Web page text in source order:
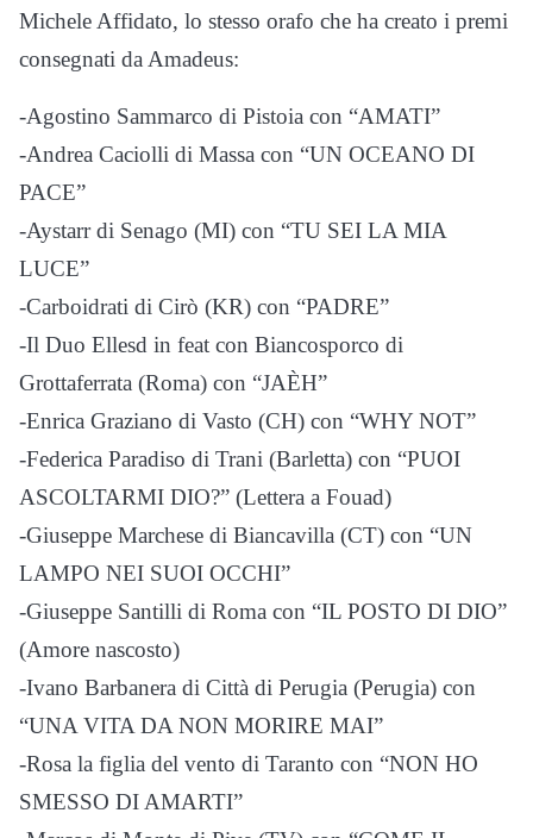
Michele Affidato, lo stesso orafo che ha creato i premi
consegnati da Amadeus:
-Agostino Sammarco di Pistoia con “AMATI”
-Andrea Caciolli di Massa con “UN OCEANO DI
PACE”
-Aystarr di Senago (MI) con “TU SEI LA MIA
LUCE”
-Carboidrati di Cirò (KR) con “PADRE”
-Il Duo Ellesd in feat con Biancosporco di
Grottaferrata (Roma) con “JAÈH”
-Enrica Graziano di Vasto (CH) con “WHY NOT”
-Federica Paradiso di Trani (Barletta) con “PUOI
ASCOLTARMI DIO?” (Lettera a Fouad)
-Giuseppe Marchese di Biancavilla (CT) con “UN
LAMPO NEI SUOI OCCHI”
-Giuseppe Santilli di Roma con “IL POSTO DI DIO”
(Amore nascosto)
-Ivano Barbanera di Città di Perugia (Perugia) con
“UNA VITA DA NON MORIRE MAI”
-Rosa la figlia del vento di Taranto con “NON HO
SMESSO DI AMARTI”